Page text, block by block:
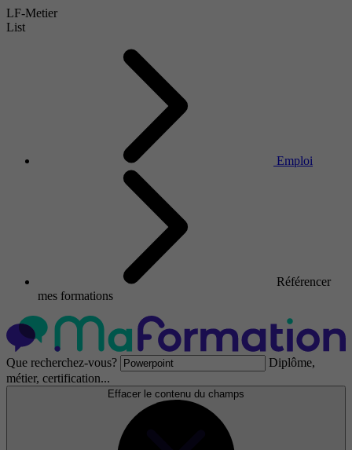
LF-Metier
List
Emploi
Référencer
mes formations
Que recherchez-vous?
Diplôme,
métier, certification...
Effacer le contenu du champs